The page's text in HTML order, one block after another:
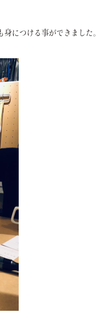
につける事ができました。